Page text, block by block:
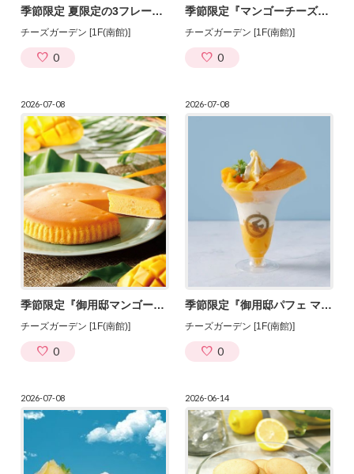
季節限定 夏限定の3フレーバー『チーズクッキーアソート』7/15発売！
チーズガーデン [1F(南館)]
0
季節限定『マンゴーチーズバウム』7/15発売！
チーズガーデン [1F(南館)]
0
2026-07-08
季節限定『御用邸マンゴーチーズケーキ』販売！
チーズガーデン [1F(南館)]
0
2026-07-08
季節限定『御用邸パフェ マンゴー』が登場！
チーズガーデン [1F(南館)]
0
2026-07-08 2026-06-14